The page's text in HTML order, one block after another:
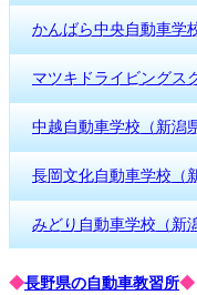
かんばら中央自動車学
マツキドライビングス
中越自動車学校（新潟
長岡文化自動車学校（
みどり自動車学校（新
◆長野県の自動車教習所◆